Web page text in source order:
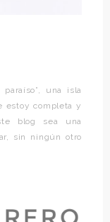
una isla
estoy completa y
blog sea una
sin ningún otro